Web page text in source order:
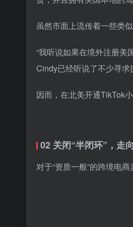
虽然市面上流传着一些类似
“我听说如果在境外注册美
Cindy已经听说了不少寻求
因而，在北美开通TikTok
02 关闭“半闭环”，走
对于“资质一般”的跨境电